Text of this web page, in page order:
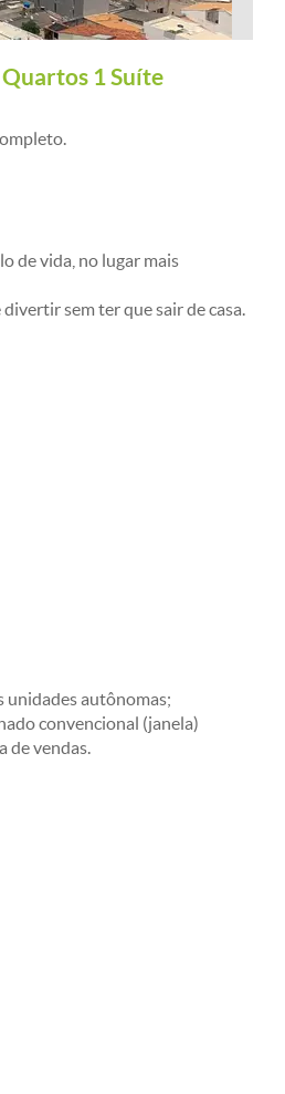
1 Suíte
de vida, no lugar mais
sem ter que sair de casa.
unidades autônomas;
convencional (janela)
de vendas.